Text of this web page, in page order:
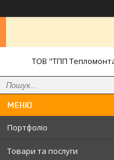
ТОВ "ТПП
Портфоліо
Товари та послуги